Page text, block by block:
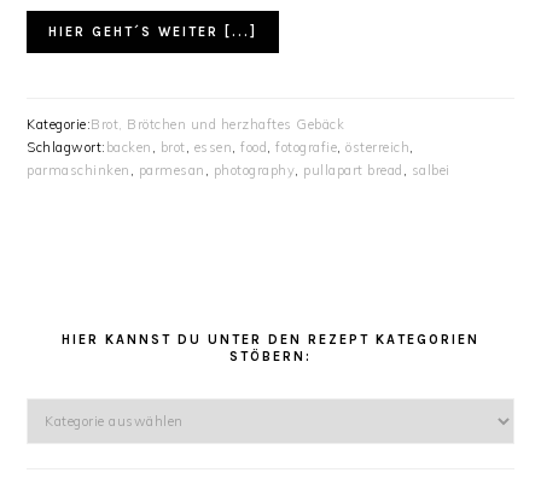
HIER GEHT´S WEITER [...]
Kategorie:Brot, Brötchen und herzhaftes Gebäck
Schlagwort: backen , brot, essen,food ,fotografie,österreich,
parmaschinken , parmesan , photography, pullapart bread , salbei
HIER KANNST DU UNTER DEN REZEPT KATEGORIEN
STÖBERN: